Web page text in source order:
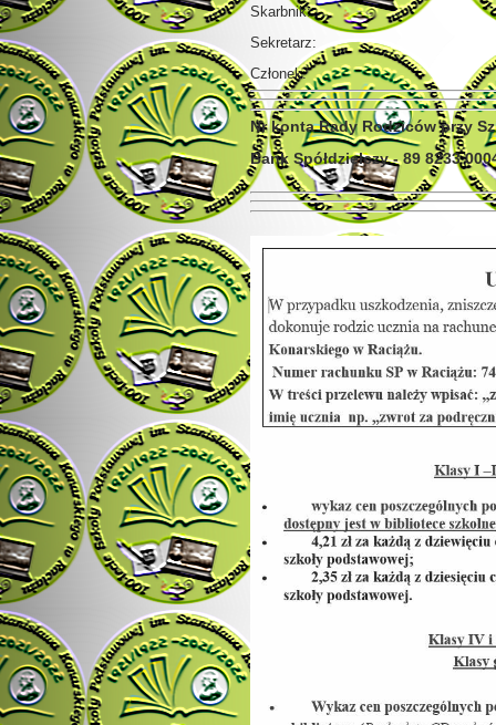
Skarbnik:
Sekretarz:
Członek:
Nr konta Rady Rodziców przy
Bank Spółdzielczy - 89 8233